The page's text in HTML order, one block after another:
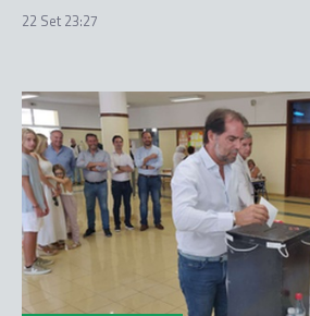
22 Set 23:27